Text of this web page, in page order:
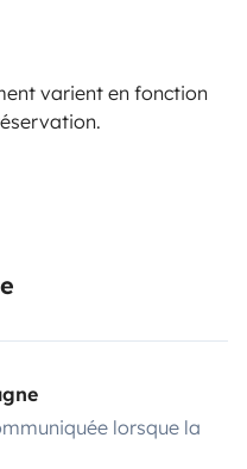
varient en fonction
lorsque la